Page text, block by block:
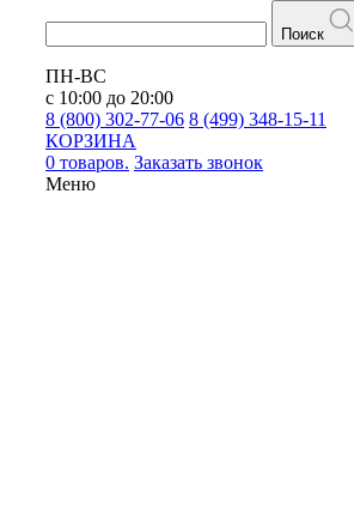
Поиск
ПН-ВС
с 10:00 до 20:00
8 (800) 302-77-06 8 (499) 348-15-11
КОРЗИНА
0 товаров. Заказать звонок
Меню